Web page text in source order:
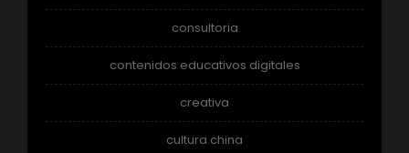
consultoria
contenidos educativos digitales
creativa
cultura china